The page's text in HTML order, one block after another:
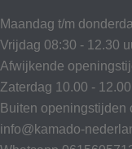
Maandag t/m
Vrijdag 08:30 - 12.30
Afwijkende
Zaterdag 10.00 -
Buiten openingstijden
info@kamado-